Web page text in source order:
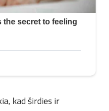
kad širdies ir